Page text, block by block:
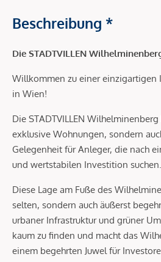
Beschreibung *
Die STADTVILLEN
Willkommen zu einer
in Wien!
Die STADTVILLEN
exklusive Wohnungen, sondern
Gelegenheit für Anleger, die nach
und wertstabilen Investition suchen.
Diese Lage am Fuße des
selten, sondern auch äußerst
urbaner Infrastruktur und grüner
kaum zu finden und macht das
einem begehrten Juwel für